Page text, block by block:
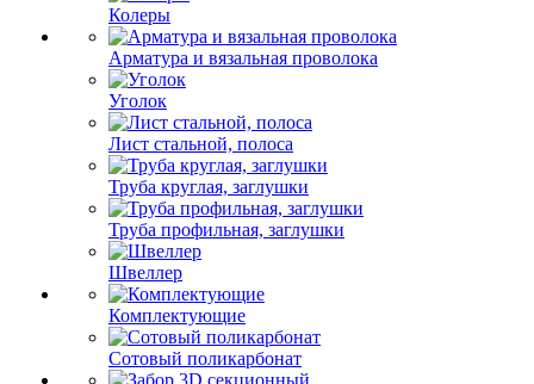
Колеры
Арматура и вязальная проволока
Уголок
Лист стальной, полоса
Труба круглая, заглушки
Труба профильная, заглушки
Швеллер
Комплектующие
Сотовый поликарбонат